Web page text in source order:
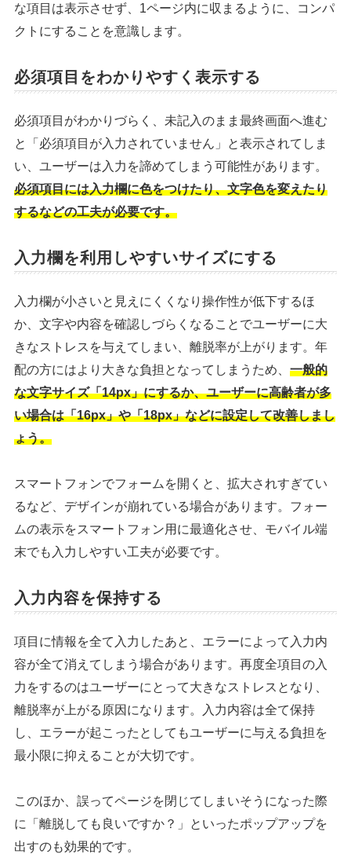
な項目は表示させず、1ページ内に収まるように、コンパ
クトにすることを意識します。
必須項目をわかりやすく表示する
必須項目がわかりづらく、未記入のまま最終画面へ進む
と「必須項目が入力されていません」と表示されてしま
い、ユーザーは入力を諦めてしまう可能性があります。
必須項目には入力欄に色をつけたり、文字色を変えたり
するなどの工夫が必要です。
入力欄を利用しやすいサイズにする
入力欄が小さいと見えにくくなり操作性が低下するほ
か、文字や内容を確認しづらくなることでユーザーに大
きなストレスを与えてしまい、離脱率が上がります。年
配の方にはより大きな負担となってしまうため、 一般的
な文字サイズ「14px」にするか、ユーザーに高齢者が多
い場合は「16px」や「18px」などに設定して改善しまし
ょう。
スマートフォンでフォームを開くと、拡大されすぎてい
るなど、デザインが崩れている場合があります。フォー
ムの表示をスマートフォン用に最適化させ、モバイル端
末でも入力しやすい工夫が必要です。
入力内容を保持する
項目に情報を全て入力したあと、エラーによって入力内
容が全て消えてしまう場合があります。再度全項目の入
力をするのはユーザーにとって大きなストレスとなり、
離脱率が上がる原因になります。入力内容は全て保持
し、エラーが起こったとしてもユーザーに与える負担を
最小限に抑えることが大切です。
このほか、誤ってページを閉じてしまいそうになった際
に「離脱しても良いですか？」といったポップアップを
出すのも効果的です。